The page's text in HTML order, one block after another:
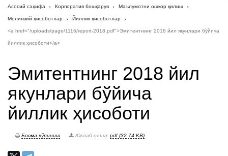
Асосий саҳифа Корпоратив бошқарув Маълумотни ошкор қилиш
Молиявий ҳисоботлар Йиллик ҳисоботлар
<a href="/uploads/page/1116/report-2018.pdf">Эмитентнинг 2018 йил якунлари бўйича
йиллик ҳисоботи</a>
Эмитентнинг 2018 йил
якунлари бўйича
йиллик ҳисоботи
Босма кўриниш Юклаб олиш: pdf (32.74 KB)